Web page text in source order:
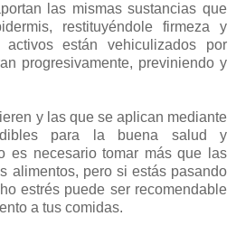
las mismas sustancias que
restituyéndole firmeza y
activos están vehiculizados por
progresivamente, previniendo y
y las que se aplican mediante
para la buena salud y
es necesario tomar más que las
alimentos, pero si estás pasando
estrés puede ser recomendable
a tus comidas.